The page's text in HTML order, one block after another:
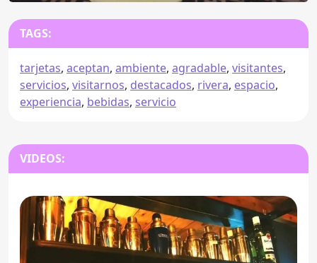
TAGS:
tarjetas, aceptan, ambiente, agradable, visitantes,
servicios, visitarnos, destacados, rivera, espacio,
experiencia, bebidas, servicio
VIDEOS: